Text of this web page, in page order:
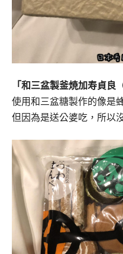
「和三盆製釜焼加寿貞良
使用和三盆糖製作的像是
但因為是送公婆吃，所以